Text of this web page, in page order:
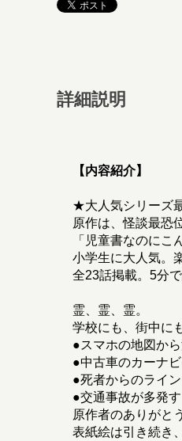
詳細説明
【内容紹介】
★大人気シリーズ
原作は、怪談最恐
「児童書なのに
小学生に大人気。
全23話掲載。5分
霊、霊、霊。
学校にも、街中に
●スマホの地図から
●中古車のカーナ
●死者からのライン
●交通事故が多発
原作者のありがと
表紙絵は引き続き